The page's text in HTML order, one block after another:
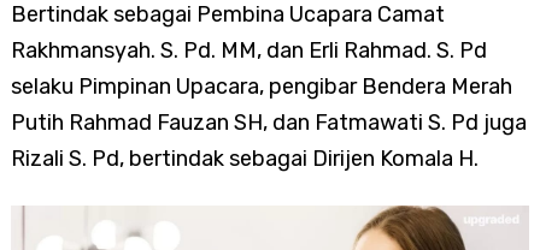
Bertindak sebagai Pembina Ucapara Camat
Rakhmansyah. S. Pd. MM, dan Erli Rahmad. S. Pd
selaku Pimpinan Upacara, pengibar Bendera Merah
Putih Rahmad Fauzan SH, dan Fatmawati S. Pd juga
Rizali S. Pd, bertindak sebagai Dirijen Komala H.